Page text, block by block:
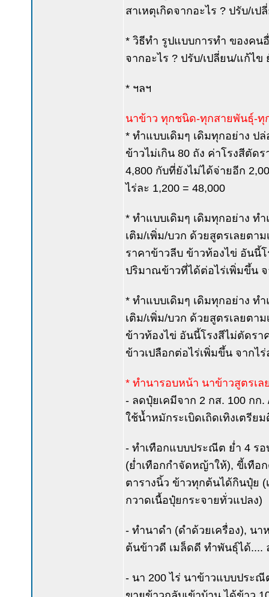
สาเหตุเกิดจากอะไร ? ปรับ/เป
* วิธีทำ รูปแบบการทำ ของคนอื่
จากอะไร ? ปรับ/เปลี่ยน/แก้ไข
* ฯลฯ
นาข้าว ทุกชนิด-ทุกสายพันธุ์-ทุ
* ทำแบบเดิมๆ เดิมทุกอย่าง ป
ข้าวไม่เกิน 80 ถัง ค่าโรงสีตัด
4,800 กับที่ยังไม่ได้จ่ายอีก
ไร่ละ 1,200 = 48,000
* ทำแบบเดิมๆ เดิมทุกอย่าง ทำ
เติม/เพิ่ม/บวก ด้วยสูตรเลยตา
ราคาข้าวลีบ ข้าวท้องไข่ อันนี้
ปริมาณข้าวที่ได้ต่อไร่เพิ่มขึ้น จ
* ทำแบบเดิมๆ เดิมทุกอย่าง ทำ
เติม/เพิ่ม/บวก ด้วยสูตรเลยต
ข้าวท้องไข่ อันนี้โรงสีไม่ตัดร
ข้าวเปลือกต่อไร่เพิ่มขึ้น จากไร่
* ทำนารอบหน้า นาข้าวสูตรเ
- ลดปุ๋ยเคมีจาก 2 กส. 100 กก.
ใช้น้ำหมักระเบิดเถิดเทิงเตรีย
- ทำเทือกแบบประณีต ย่ำ 4 ร
(ย่ำเทือกกำจัดหญ้าให้), ขี้เทือ
ตารางนิ้ว ข้าวทุกต้นได้กินปุ๋ย
กวาดเนื้อปุ๋ยกระจายทั่วแปลง)
- ทำนาดำ (ดำด้วยเครื่อง), น
ต้นข้าวดี เมล็ดดี ทำพันธุ์ได้....
- นา 200 ไร่ นาข้าวแบบประ